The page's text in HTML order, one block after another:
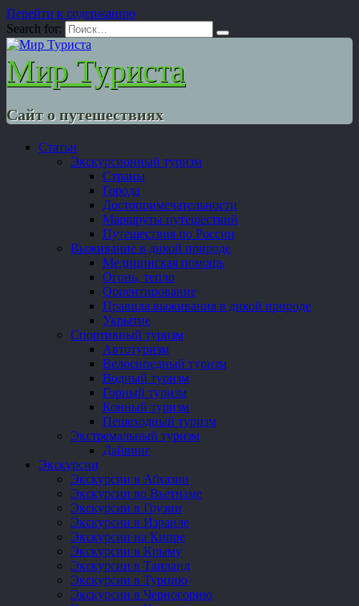
Перейти к содержанию
Search for:
Мир Туриста
Сайт о путешествиях
Статьи
Экскурсионный туризм
Страны
Города
Достопримечательности
Маршруты путешествий
Путешествия по России
Выживание в дикой природе
Медицинская помощь
Огонь, тепло
Ориентирование
Правила выживания в дикой природе
Укрытие
Спортивный туризм
Автотуризм
Велосипедный туризм
Водный туризм
Горный туризм
Конный туризм
Пешеходный туризм
Экстремальный туризм
Дайвинг
Экскурсии
Экскурсии в Абхазии
Экскурсии во Вьетнаме
Экскурсии в Грузии
Экскурсии в Израиле
Экскурсии на Кипре
Экскурсии в Крыму
Экскурсии в Таиланд
Экскурсии в Турцию
Экскурсии в Черногорию